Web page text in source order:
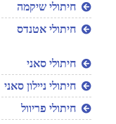
חיתולי שיקמה
חיתולי אטנדס
חיתולי סאני
חיתולי ניילון סאני
חיתולי פריוול